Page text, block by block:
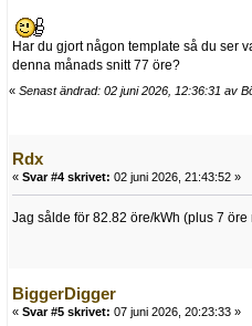
Har du gjort någon template så du ser
denna månads snitt 77 öre?
« Senast ändrad: 02 juni 2026, 12:36:31 av
Rdx
« Svar #4 skrivet: 02 juni 2026, 21:43:52 »
Jag sålde för 82.82 öre/kWh (plus 7
BiggerDigger
« Svar #5 skrivet: 07 juni 2026, 20:23:33 »